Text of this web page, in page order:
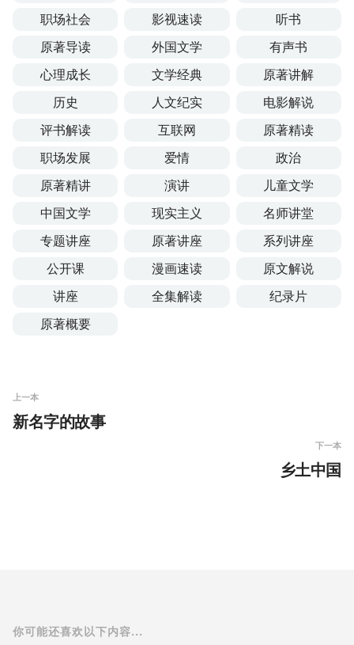
职场社会 影视速读
听书
原著导读
外国文学
有声书
心理成长
文学经典
原著讲解
历史
人文纪实
电影解说
评书解读
互联网
原著精读
职场发展
爱情
政治
原著精讲
演讲
儿童文学
中国文学
现实主义
名师讲堂
专题讲座
原著讲座
系列讲座
公开课
漫画速读
原文解说
讲座
全集解读
纪录片
原著概要
上一本
新名字的故事
下一本
乡土中国
你可能还喜欢以下内容...